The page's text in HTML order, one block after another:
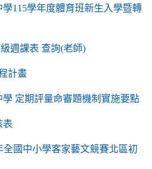
115學年度體育班新生入學暨轉
週課表 查詢(老師)
計畫
a/m2.ryjh.tyc.edu.tw/ryjh011/
定期評量命審題機制實施要點
a/m2.ryjh.tyc.edu.tw/
表
a/m2.ryjh.tyc.edu.tw/ryjh011/
NoExamImitate_TL/
全國中小學客家藝文競賽北區初